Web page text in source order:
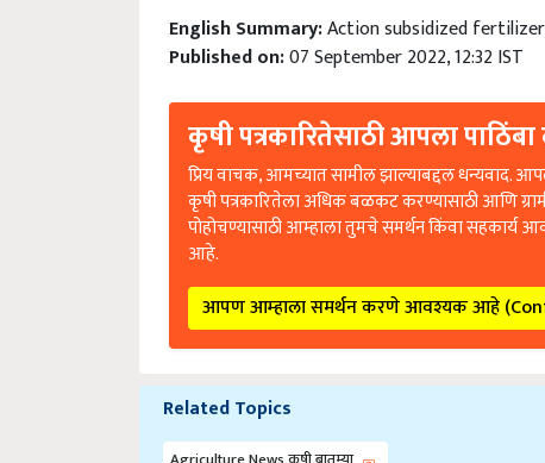
English Summary: Action subsidized
Published on:07 September 2022, 12:32 IST
कृषी पत्रकारितेसाठी आपला पाठिंबा
प्रिय वाचक, आमच्यात सामील झाल्याबद्दल धन्यवाद.
कृषी पत्रकारितेला अधिक बळकट करण्यासाठी आणि
पोहोचण्यासाठी आम्हाला तुमचे समर्थन किंवा
आहे.
आपण आम्हाला समर्थन करणे आवश्यक आहे
Related Topics
Agriculture News कृषी बातम्या